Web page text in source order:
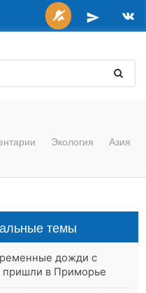
Экология Азия
темы
дожди с
пришли в Приморье